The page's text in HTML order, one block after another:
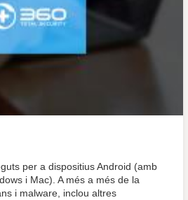
per a dispositius Android (amb
i Mac). A més a més de la
i malware, inclou altres